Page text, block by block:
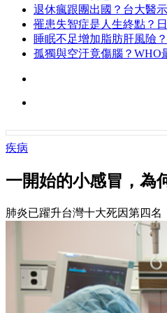
退休瘋跟團出國？台大醫
罹患失智症是人生終點？
睡眠不足增加脂肪肝風險
孤獨與空汙竟傷腦？WHO
疾病
一開始的小感冒，為
肺炎已躍升台灣十大死因第四名